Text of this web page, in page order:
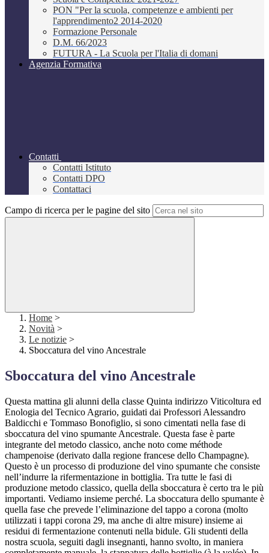
PON "Per la scuola, competenze e ambienti per
l'apprendimento2 2014-2020
Formazione Personale
D.M. 66/2023
FUTURA - La Scuola per l'Italia di domani
Agenzia Formativa
Contatti
Contatti Istituto
Contatti DPO
Contattaci
Campo di ricerca per le pagine del sito
Home >
Novità >
Le notizie >
Sboccatura del vino Ancestrale
Sboccatura del vino Ancestrale
Questa mattina gli alunni della classe Quinta indirizzo Viticoltura ed
Enologia del Tecnico Agrario, guidati dai Professori Alessandro
Baldicchi e Tommaso Bonofiglio, si sono cimentati nella fase di
sboccatura del vino spumante Ancestrale. Questa fase è parte
integrante del metodo classico, anche noto come méthode
champenoise (derivato dalla regione francese dello Champagne).
Questo è un processo di produzione del vino spumante che consiste
nell’indurre la rifermentazione in bottiglia. Tra tutte le fasi di
produzione metodo classico, quella della sboccatura è certo tra le più
importanti. Vediamo insieme perché. La sboccatura dello spumante è
quella fase che prevede l’eliminazione del tappo a corona (molto
utilizzati i tappi corona 29, ma anche di altre misure) insieme ai
residui di fermentazione contenuti nella bidule. Gli studenti della
nostra scuola, seguiti dagli insegnanti, hanno svolto, in maniera